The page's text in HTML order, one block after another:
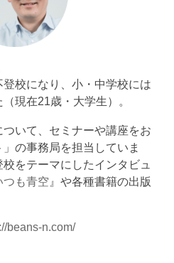
校になり、小・中学校には
現在21歳・大学生）。
いて、セミナーや講座をお
」の事務局を担当していま
をテーマにしたインタビュ
つも青空 』や各種書籍の出版
beans-n.com/